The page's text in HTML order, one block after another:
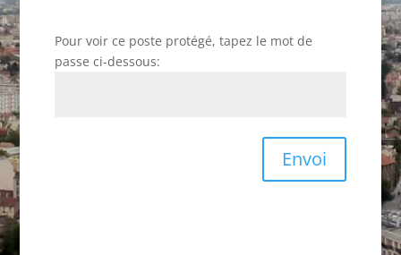
Pour voir ce poste protégé, tapez le mot de
passe ci-dessous:
Envoi